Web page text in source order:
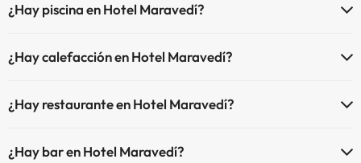
directo en hotel). Consulta las condiciones.
¿Hay piscina en Hotel Maravedí?
Aquí tienes más info sobre la piscina y otras instalaciones.
¿Hay calefacción en Hotel Maravedí?
¿Hay restaurante en Hotel Maravedí?
¿Hay bar en Hotel Maravedí?